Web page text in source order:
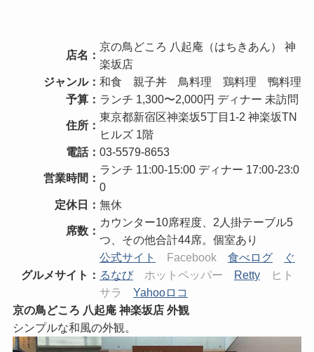
店名：
京の鳥どころ 八起庵（はちきあん） 神
楽坂店
ジャンル： 和食 親子丼 鳥料理 鶏料理 鴨料理
予算： ランチ 1,300〜2,000円 ディナー 未訪問
住所：
東京都新宿区神楽坂5丁目1-2 神楽坂TN
ヒルズ 1階
電話： 03-5579-8653
営業時間：
ランチ 11:00-15:00 ディナー 17:00-23:0
0
定休日： 無休
席数：
カウンター10席程度、2人掛テーブル5
つ、その他合計44席。個室あり
グルメサイト：
公式サイト Facebook 食べログ
ぐ
るなび
ホットペッパー Retty
ヒト
サラ
Yahooロコ
京の鳥どころ 八起庵 神楽坂店 外観
シンプルな和風の外観。